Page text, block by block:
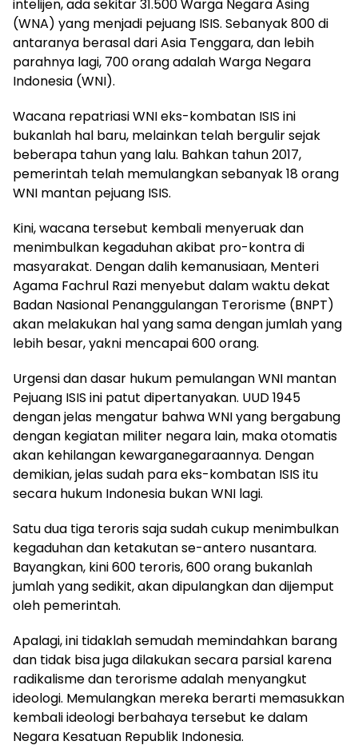
intelijen, ada sekitar 31.500 Warga Negara Asing
(WNA) yang menjadi pejuang ISIS. Sebanyak 800 di
antaranya berasal dari Asia Tenggara, dan lebih
parahnya lagi, 700 orang adalah Warga Negara
Indonesia (WNI).
Wacana repatriasi WNI eks-kombatan ISIS ini
bukanlah hal baru, melainkan telah bergulir sejak
beberapa tahun yang lalu. Bahkan tahun 2017,
pemerintah telah memulangkan sebanyak 18 orang
WNI mantan pejuang ISIS.
Kini, wacana tersebut kembali menyeruak dan
menimbulkan kegaduhan akibat pro-kontra di
masyarakat. Dengan dalih kemanusiaan, Menteri
Agama Fachrul Razi menyebut dalam waktu dekat
Badan Nasional Penanggulangan Terorisme (BNPT)
akan melakukan hal yang sama dengan jumlah yang
lebih besar, yakni mencapai 600 orang.
Urgensi dan dasar hukum pemulangan WNI mantan
Pejuang ISIS ini patut dipertanyakan. UUD 1945
dengan jelas mengatur bahwa WNI yang bergabung
dengan kegiatan militer negara lain, maka otomatis
akan kehilangan kewarganegaraannya. Dengan
demikian, jelas sudah para eks-kombatan ISIS itu
secara hukum Indonesia bukan WNI lagi.
Satu dua tiga teroris saja sudah cukup menimbulkan
kegaduhan dan ketakutan se-antero nusantara.
Bayangkan, kini 600 teroris, 600 orang bukanlah
jumlah yang sedikit, akan dipulangkan dan dijemput
oleh pemerintah.
Apalagi, ini tidaklah semudah memindahkan barang
dan tidak bisa juga dilakukan secara parsial karena
radikalisme dan terorisme adalah menyangkut
ideologi. Memulangkan mereka berarti memasukkan
kembali ideologi berbahaya tersebut ke dalam
Negara Kesatuan Republik Indonesia.